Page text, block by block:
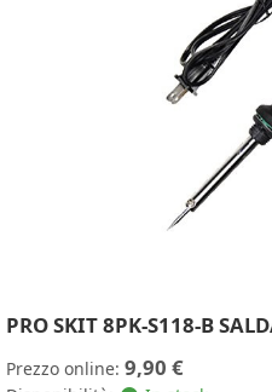
PRO SKIT 8PK-S118-B
Prezzo online: 9,90 €